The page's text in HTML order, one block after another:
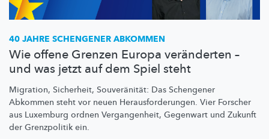
40 JAHRE SCHENGENER ABKOMMEN
Wie offene Grenzen Europa veränderten –
und was jetzt auf dem Spiel steht
Migration, Sicherheit, Souveränität: Das Schengener
Abkommen steht vor neuen Herausforderungen. Vier Forscher
aus Luxemburg ordnen Vergangenheit, Gegenwart und Zukunft
der Grenzpolitik ein.